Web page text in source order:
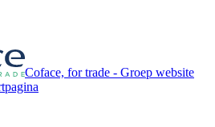
Coface, for trade - Groep website